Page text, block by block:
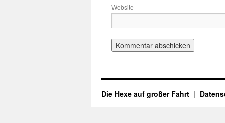
Website
Die Hexe auf großer Fahrt